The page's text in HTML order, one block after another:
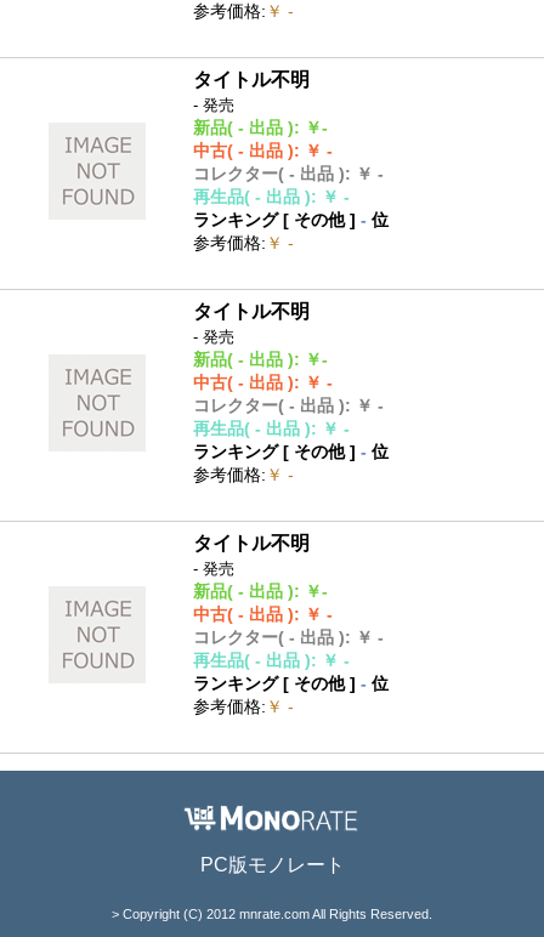
参考価格: ￥ -
タイトル不明
- 発売
新品( - 出品 ): ￥-
中古( - 出品 ): ￥ -
コレクター( - 出品 ): ￥ -
再生品( - 出品 ): ￥ -
ランキング [ その他]- 位
参考価格: ￥ -
タイトル不明
- 発売
新品( - 出品 ): ￥-
中古( - 出品 ): ￥ -
コレクター( - 出品 ): ￥ -
再生品( - 出品 ): ￥ -
ランキング [ その他]- 位
参考価格: ￥ -
タイトル不明
- 発売
新品( - 出品 ): ￥-
中古( - 出品 ): ￥ -
コレクター( - 出品 ): ￥ -
再生品( - 出品 ): ￥ -
ランキング [ その他]- 位
参考価格: ￥ -
PC版モノレート
> Copyright (C) 2012 mnrate.com All Rights Reserved.